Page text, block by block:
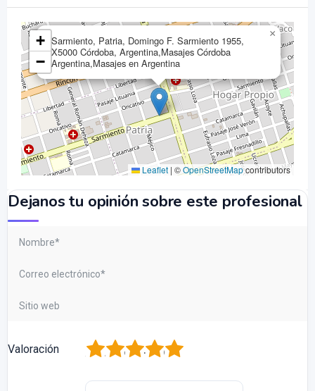
Sarmiento, Patria, Domingo F. Sarmiento 1955,
X5000 Córdoba, Argentina,Masajes Córdoba
Argentina,Masajes en Argentina
×
+
−
Leaflet | ©OpenStreetMapcontributors
Dejanos tu opinión sobre este profesional
Valoración 5
4
3
2